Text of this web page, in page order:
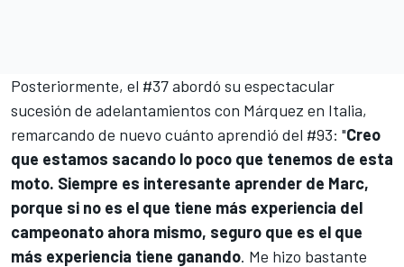
Posteriormente, el #37 abordó su espectacular
sucesión de adelantamientos con Márquez en Italia,
remarcando de nuevo cuánto aprendió del #93: "Creo
que estamos sacando lo poco que tenemos de esta
moto. Siempre es interesante aprender de Marc,
porque si no es el que tiene más experiencia del
campeonato ahora mismo, seguro que es el que
más experiencia tiene ganando. Me hizo bastante